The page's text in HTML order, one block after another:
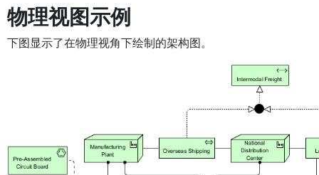
物理视图示例
下图显示了在物理视角下绘制的架构图。